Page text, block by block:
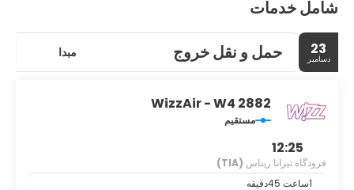
شامل خدمات
23
دسامبر حمل و نقل خروج مبدا
WizzAir - W4 2882
مستقیم
12:25
فرودگاه تیرانا ریناس (TIA)